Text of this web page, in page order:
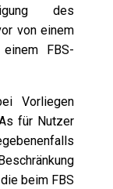
des
von einem
FBS-
Vorliegen
für Nutzer
beim FBS